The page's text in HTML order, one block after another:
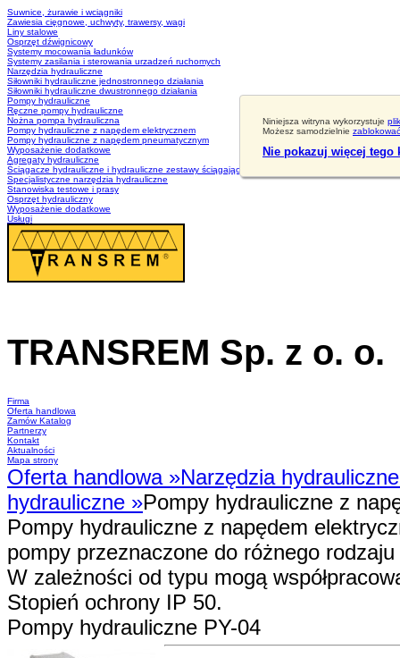
Niniejsza witryna wykorzystuje
Możesz samodzielnie
Nie pokazuj więcej tego
Suwnice, żurawie i wciągniki
Zawiesia cięgnowe, uchwyty, trawersy, wagi
Liny stalowe
Osprzęt dźwignicowy
Systemy mocowania ładunków
Systemy zasilania i sterowania urzadzeń ruchomych
Narzędzia hydrauliczne
Siłowniki hydrauliczne jednostronnego działania
Siłowniki hydrauliczne dwustronnego działania
Pompy hydrauliczne
Ręczne pompy hydrauliczne
Nożna pompa hydrauliczna
Pompy hydrauliczne z napędem elektrycznem
Pompy hydrauliczne z napędem pneumatycznym
Wyposażenie dodatkowe
Agregaty hydrauliczne
Ściągacze hydrauliczne i hydrauliczne zestawy ściągające
Specjalistyczne narzędzia hydrauliczne
Stanowiska testowe i prasy
Osprzęt hydrauliczny
Wyposażenie dodatkowe
Usługi
TRANSREM Sp. z o. o.
Firma
Oferta handlowa
Zamów Katalog
Partnerzy
Kontakt
Aktualności
Mapa strony
Oferta handlowa »Narzędzia
hydrauliczne »Pompy hydrauliczne z
Pompy hydrauliczne z napędem
pompy przeznaczone do różnego
W zależności od typu mogą
Stopień ochrony IP 50.
Pompy hydrauliczne PY-04